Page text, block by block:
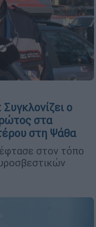
ο
στα
στη Ψάθα
στον τόπο